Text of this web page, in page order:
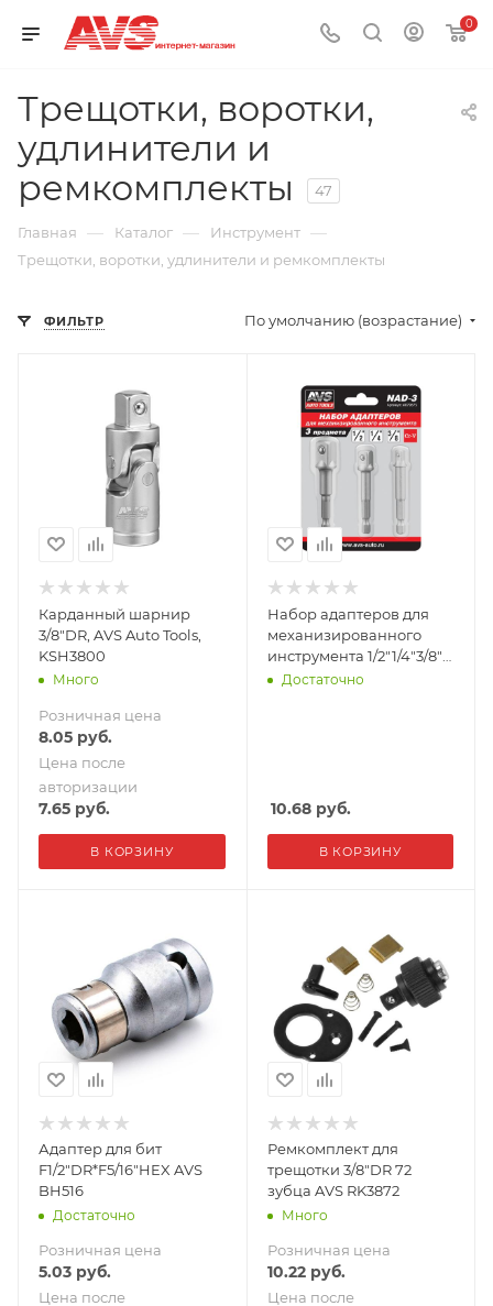
0
Трещотки, воротки,
удлинители и
ремкомплекты
47
Главная — Каталог — Инструмент —
Трещотки, воротки, удлинители и ремкомплекты
ФИЛЬТР По умолчанию (возрастание)
Карданный шарнир
3/8"DR, AVS Auto Tools,
KSH3800
Много
Розничная цена
8.05 руб.
Цена после
авторизации
7.65 руб.
В КОРЗИНУ
Набор адаптеров для
механизированного
инструмента 1/2"1/4"3/8"
AVS Auto Tools, NAD-3
Достаточно
10.68руб.
В КОРЗИНУ
Адаптер для бит
F1/2"DR*F5/16"HEX AVS
BH516
Достаточно
Розничная цена
5.03 руб.
Цена после
Ремкомплект для
трещотки 3/8"DR 72
зубца AVS RK3872
Много
Розничная цена
10.22руб.
Цена после